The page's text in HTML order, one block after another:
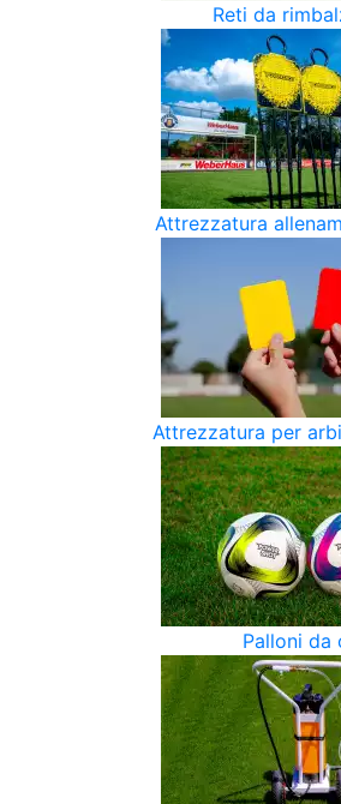
Reti da
Attrezzatura
Attrezzatura per
Palloni da